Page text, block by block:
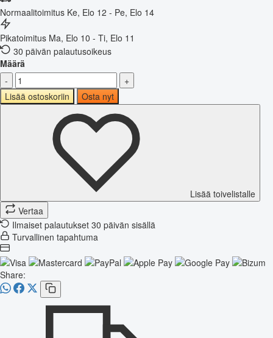
Normaalitoimitus Ke, Elo 12 - Pe, Elo 14
Pikatoimitus Ma, Elo 10 - Ti, Elo 11
30 päivän palautusoikeus
Määrä
-
+
Lisää ostoskoriin
Osta nyt
Lisää toivelistalle
Vertaa
Ilmaiset palautukset 30 päivän sisällä
Turvallinen tapahtuma
Share: